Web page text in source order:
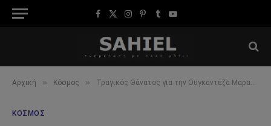
Facebook
X
Instagram
Pinterest
TumblrYouTube
Αρχική » Κόσμος » Τραγικός Θάνατος για την Ουγκαντέζα Μαραθωνοδρόμο Rebecca Cheptegei: Θύμα Ενδοοικογενειακής Βίας με Επίθεση από τον Σύντροφό της
ΚΌΣΜΟΣ